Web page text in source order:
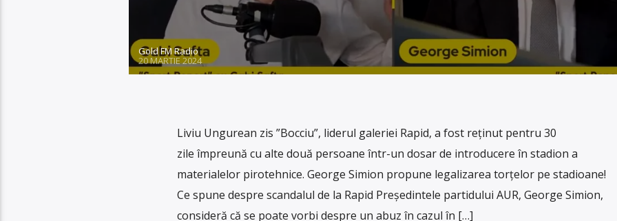
Gold FM Radio
20 MARTIE 2024
Liviu Ungurean zis ”Bocciu”, liderul galeriei Rapid, a fost reținut pentru 30
zile împreună cu alte două persoane într-un dosar de introducere în stadion a
materialelor pirotehnice. George Simion propune legalizarea torțelor pe stadioane!
Ce spune despre scandalul de la Rapid Președintele partidului AUR, George Simion,
consideră că se poate vorbi despre un abuz în cazul în […]